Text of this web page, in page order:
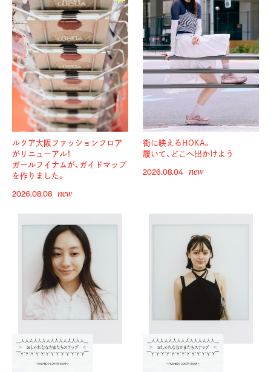
ルクア大阪ファッションフロア
がリニューアル！
ガールフイナムが、ガイドマップ
を作りました。
2026.08.08 new
街に映えるHOKA。
履いて、どこへ出かけよう
2026.08.04 new